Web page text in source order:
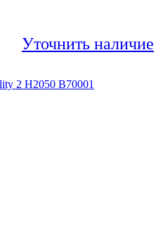
Уточнить наличие